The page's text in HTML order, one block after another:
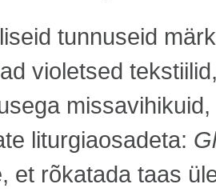
tunnuseid
violetsed
liturgiaosadeta:
et rõkatada taas